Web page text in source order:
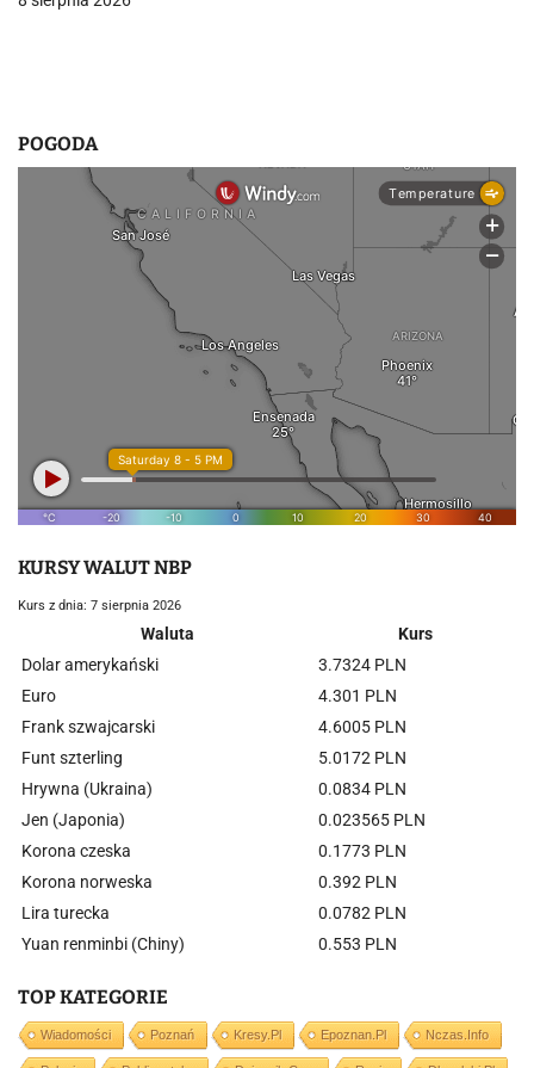
s
POGODA
KURSY WALUT NBP
Kurs z dnia: 7 sierpnia 2026
Waluta
Kurs
Dolar amerykański
3.7324 PLN
Euro
4.301 PLN
Frank szwajcarski
4.6005 PLN
Funt szterling
5.0172 PLN
Hrywna (Ukraina)
0.0834 PLN
Jen (Japonia)
0.023565 PLN
Korona czeska
0.1773 PLN
Korona norweska
0.392 PLN
Lira turecka
0.0782 PLN
Yuan renminbi (Chiny)
0.553 PLN
TOP KATEGORIE
Wiadomości Poznań Kresy.pl Epoznan.pl Nczas.info